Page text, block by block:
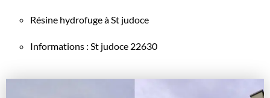
Résine hydrofuge à St judoce
Informations : St judoce 22630